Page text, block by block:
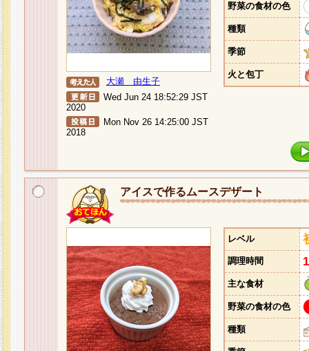
大瀬 由生子
Wed Jun 24 18:52:29 JST
2020
Mon Nov 26 14:25:00 JST
2018
野菜の食材の色
種類
季節
火と包丁
アイスで作るムースデザート
レベル
調理時間
主な食材
野菜の食材の色
種類